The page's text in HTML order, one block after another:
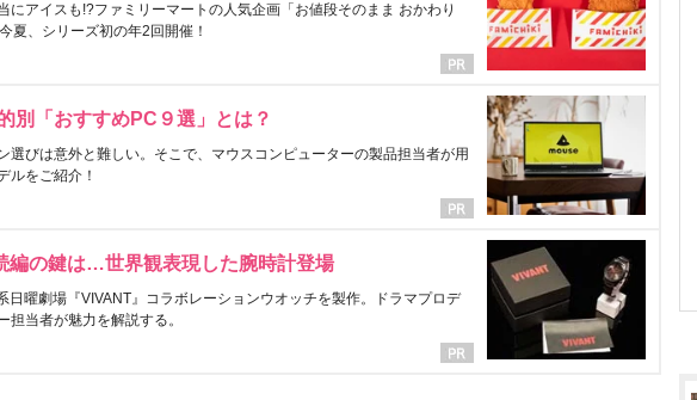
にアイスも!?ファミリーマートの人気企画「お値段そのまま おかわり
夏、シリーズ初の年2回開催！
別「おすすめPC９選」とは？
選びは意外と難しい。そこで、マウスコンピューターの製品担当者が用
ルをご紹介！
編の鍵は…世界観表現した腕時計登場
日曜劇場『VIVANT』コラボレーションウオッチを製作。ドラマプロデ
担当者が魅力を解説する。